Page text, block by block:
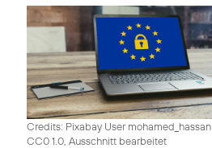
Credits: Pixabay User mohamed_hassan
CC0 1.0, Ausschnitt bearbeitet